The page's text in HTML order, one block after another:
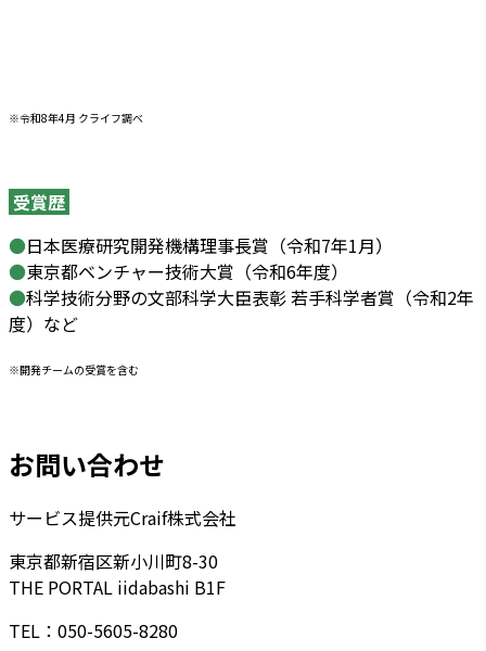
※令和8年4月 クライフ調べ
受賞歴
●日本医療研究開発機構理事長賞（令和7年1月）
●東京都ベンチャー技術大賞（令和6年度）
●科学技術分野の文部科学大臣表彰 若手科学者賞（令和2年
度）など
※開発チームの受賞を含む
お問い合わせ
サービス提供元Craif株式会社
東京都新宿区新小川町8-30
THE PORTAL iidabashi B1F
TEL：050-5605-8280